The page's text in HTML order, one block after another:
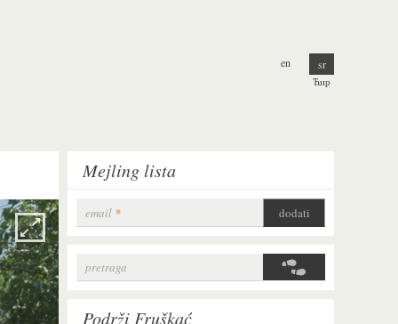
en sr
Ћир
Mejling lista
email *
Search form
pretraga
Podrži Fruškać